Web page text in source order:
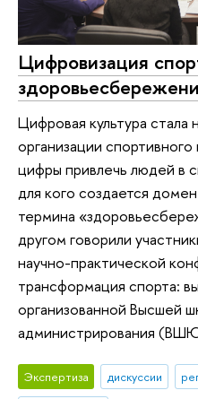
Цифровизация
Цифровая культура
организации
цифры привлечь людей в
для кого создается
термина
другом говорили
научно-практической
трансформация спорта:
организованной Высшей
администрирования
Экспертиза дискуссии